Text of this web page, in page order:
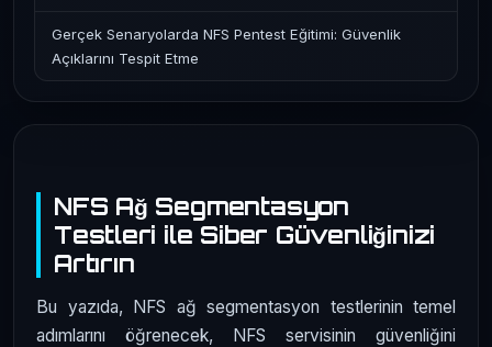
NFS Ağ Segmentasyon
Testleri ile Siber Güvenliğinizi
Artırın
Bu yazıda, NFS ağ segmentasyon testlerinin temel
adımlarını öğrenecek, NFS servisinin güvenliğini
Gerçek Senaryolarda NFS Pentest Eğitimi: Güvenlik
Açıklarını Tespit Etme